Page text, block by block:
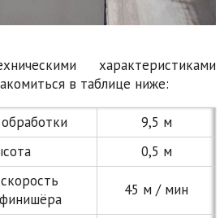
характеристиками
в таблице ниже:
9,5 м
0,5 м
45 м / мин